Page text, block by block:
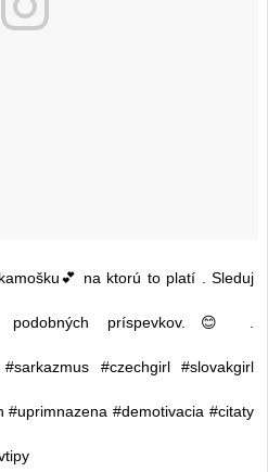
na ktorú to platí . Sleduj
príspevkov.😊 .
#czechgirl #slovakgirl
#uprimnazena #demotivacia #citaty